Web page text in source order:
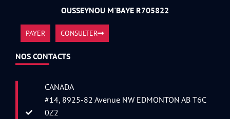
OUSSEYNOU M'BAYE R705822
PAYER CONSULTER
NOS CONTACTS
CANADA
#14, 8925-82 Avenue NW EDMONTON AB T6C
0Z2